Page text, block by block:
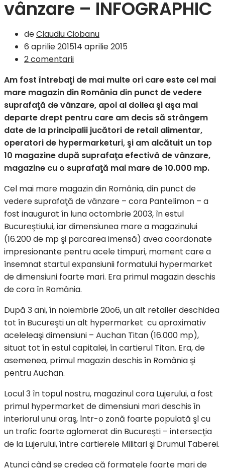
vânzare – INFOGRAPHIC
deClaudiu Ciobanu
6 aprilie 201514 aprilie 2015
2 comentarii
Am fost întrebaţi de mai multe ori care este cel mai
mare magazin din România din punct de vedere
suprafaţă de vânzare, apoi al doilea şi aşa mai
departe drept pentru care am decis să strângem
date de la principalii jucători de retail alimentar,
operatori de hypermarketuri, şi am alcătuit un top
10 magazine după suprafaţa efectivă de vânzare,
magazine cu o suprafaţă mai mare de 10.000 mp.
Cel mai mare magazin din România, din punct de
vedere suprafaţă de vânzare – cora Pantelimon – a
fost inaugurat în luna octombrie 2003, în estul
Bucureştiului, iar dimensiunea mare a magazinului
(16.200 de mp şi parcarea imensă) avea coordonate
impresionante pentru acele timpuri, moment care a
însemnat startul expansiunii formatului hypermarket
de dimensiuni foarte mari. Era primul magazin deschis
de cora în România.
După 3 ani, în noiembrie 20o6, un alt retailer deschidea
tot în Bucureşti un alt hypermarket cu aproximativ
aceleleaşi dimensiuni – Auchan Titan (16.000 mp),
situat tot în estul capitalei, în cartierul Titan. Era, de
asemenea, primul magazin deschis în România şi
pentru Auchan.
Locul 3 în topul nostru, magazinul cora Lujerului, a fost
primul hypermarket de dimensiuni mari deschis în
interiorul unui oraş, într-o zonă foarte populată şî cu
un trafic foarte aglomerat din Bucureşti – intersecţia
de la Lujerului, între cartierele Militari şi Drumul Taberei.
Atunci când se credea că formatele foarte mari de